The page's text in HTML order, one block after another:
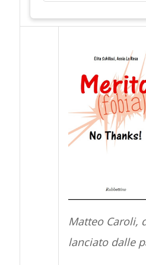
Matteo Caroli,
lanciato dalle